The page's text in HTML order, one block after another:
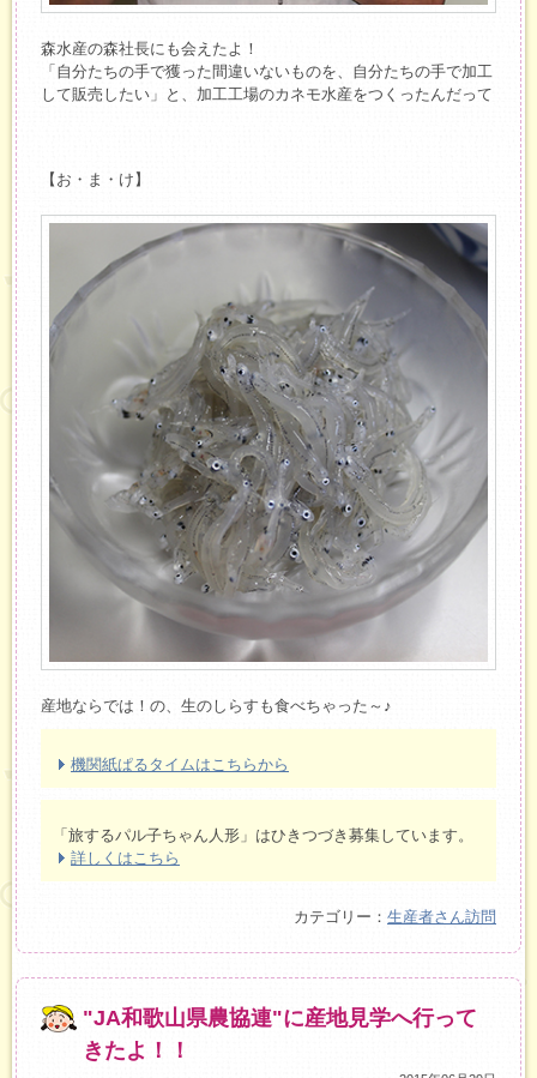
森水産の森社長にも会えたよ！
「自分たちの手で獲った間違いないものを、自分たちの手で加工
して販売したい」と、加工工場のカネモ水産をつくったんだって
【お・ま・け】
産地ならでは！の、生のしらすも食べちゃった～♪
機関紙ぱるタイムはこちらから
「旅するパル子ちゃん人形」はひきつづき募集しています。
詳しくはこちら
カテゴリー： 生産者さん訪問
"JA和歌山県農協連"に産地見学へ行って
きたよ！！